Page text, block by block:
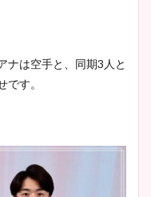
ナは空手と、同期3人と
す。